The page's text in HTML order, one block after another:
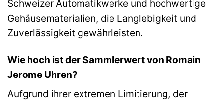
Schweizer Automatikwerke und hochwertige
Gehäusematerialien, die Langlebigkeit und
Zuverlässigkeit gewährleisten.
Wie hoch ist der Sammlerwert von Romain
Jerome Uhren?
Aufgrund ihrer extremen Limitierung, der